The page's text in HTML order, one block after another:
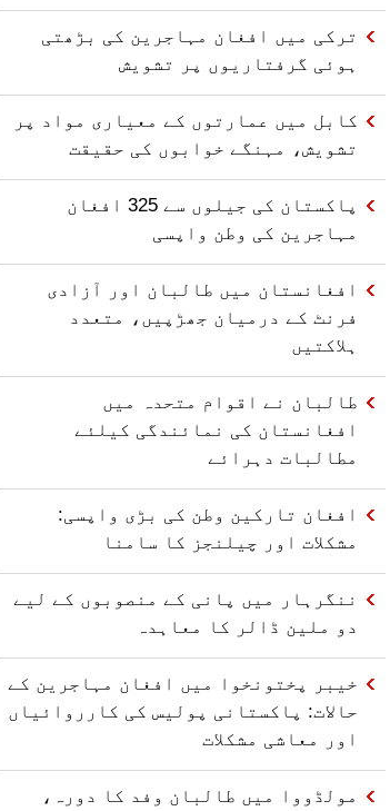
ترکی میں افغان مہاجرین کی بڑھتی
ہوئی گرفتاریوں پر تشویش
کابل میں عمارتوں کے معیاری مواد پر
تشویش، مہنگے خوابوں کی حقیقت
پاکستان کی جیلوں سے 325 افغان
مہاجرین کی وطن واپسی
افغانستان میں طالبان اور آزادی
فرنٹ کے درمیان جھڑپیں، متعدد
ہلاکتیں
طالبان نے اقوام متحدہ میں
افغانستان کی نمائندگی کیلئے
مطالبات دہرائے
افغان تارکین وطن کی بڑی واپسی:
مشکلات اور چیلنجز کا سامنا
ننگرہار میں پانی کے منصوبوں کے لیے
دو ملین ڈالر کا معاہدہ
خیبر پختونخوا میں افغان مہاجرین کے
حالات: پاکستانی پولیس کی کارروائیاں
اور معاشی مشکلات
مولڈووا میں طالبان وفد کا دورہ،